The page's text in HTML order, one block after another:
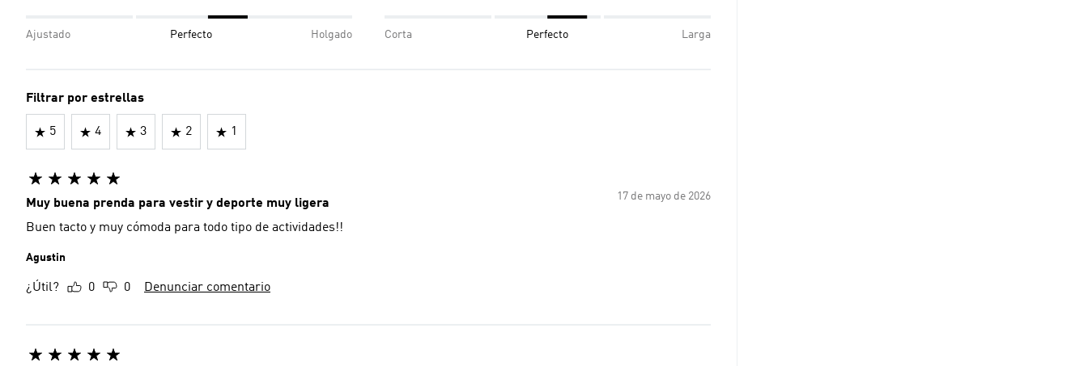
Ajustado Perfecto Holgado Corta Perfecto Larga
Filtrar por estrellas
5 4 3 2 1
17 de mayo de 2026
Muy buena prenda para vestir y deporte muy ligera
Buen tacto y muy cómoda para todo tipo de actividades!!
Agustin
¿Útil? 0 0 Denunciar comentario